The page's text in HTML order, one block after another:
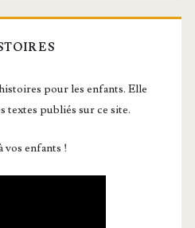
pour les enfants. Elle
textes publiés sur ce site.
vos enfants !